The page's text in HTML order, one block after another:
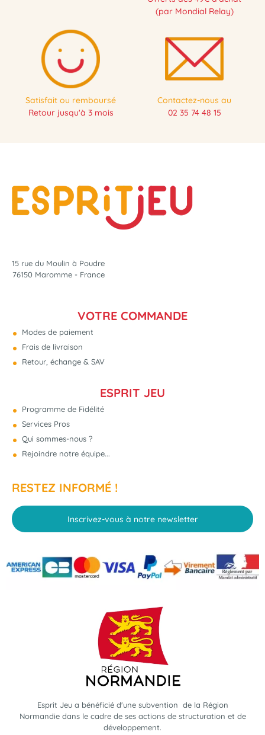
(par Mondial Relay)
Satisfait ou remboursé
Retour jusqu'à 3 mois
Contactez-nous au
02 35 74 48 15
15 rue du Moulin à Poudre
76150 Maromme - France
VOTRE COMMANDE
Modes de paiement
Frais de livraison
Retour, échange & SAV
ESPRIT JEU
Programme de Fidélité
Services Pros
Qui sommes-nous ?
Rejoindre notre équipe...
RESTEZ INFORMÉ !
Inscrivez-vous à notre newsletter
Esprit Jeu a bénéficié d'une subvention de la Région
Normandie dans le cadre de ses actions de structuration et de
développement.